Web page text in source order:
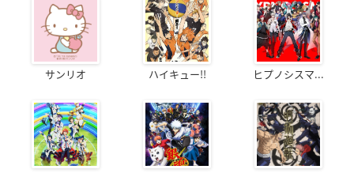
サンリオ ハイキュー!! ヒプノシスマ...